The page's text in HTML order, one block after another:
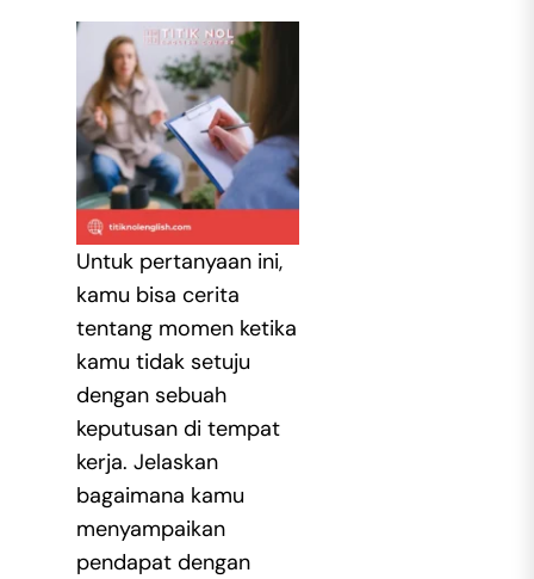
Untuk pertanyaan ini,
kamu bisa cerita
tentang momen ketika
kamu tidak setuju
dengan sebuah
keputusan di tempat
kerja. Jelaskan
bagaimana kamu
menyampaikan
pendapat dengan